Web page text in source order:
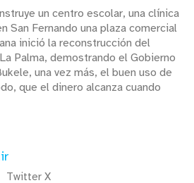
un centro escolar, una clínica
San Fernando una plaza comercial
inició la reconstrucción del
Palma, demostrando el Gobierno
una vez más, el buen uso de
que el dinero alcanza cuando
Twitter X